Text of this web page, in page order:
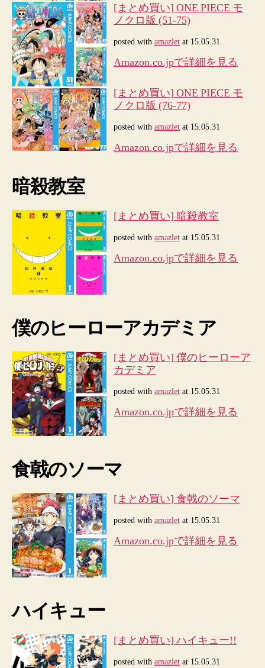
[まとめ買い] ONE PIECE モ
ノクロ版 (51-75)
posted with amazlet at 15.05.31
Amazon.co.jpで詳細を見る
[まとめ買い] ONE PIECE モ
ノクロ版 (76-77)
posted with amazlet at 15.05.31
Amazon.co.jpで詳細を見る
暗殺教室
[まとめ買い] 暗殺教室
posted with amazlet at 15.05.31
Amazon.co.jpで詳細を見る
僕のヒーローアカデミア
[まとめ買い] 僕のヒーローア
カデミア
posted with amazlet at 15.05.31
Amazon.co.jpで詳細を見る
食戟のソーマ
[まとめ買い] 食戟のソーマ
posted with amazlet at 15.05.31
Amazon.co.jpで詳細を見る
ハイキュー
[まとめ買い] ハイキュー!!
posted with amazlet at 15.05.31